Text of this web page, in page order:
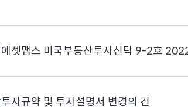
셋맵스 미국부동산투자신탁 9-2호
자규약 및 투자설명서 변경의 건